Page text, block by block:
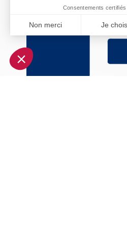
Consentements certifiés
Non merci Je
Plateforme de Gestion du
Notre plateforme vous permet